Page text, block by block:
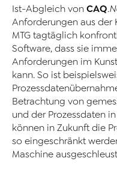
Ist-Abgleich von CAQ
Anforderungen aus der
MTG tagtäglich
Software, dass sie
Anforderungen im
kann. So ist
Betrachtung von
und der Prozessdaten
können in Zukunft die
so eingeschränkt
Maschine